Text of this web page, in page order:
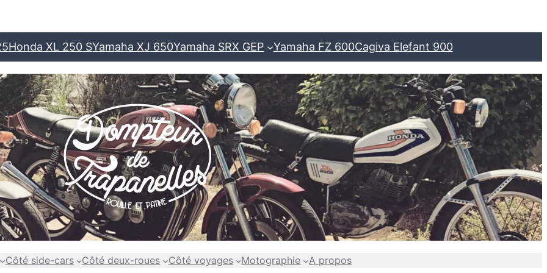
Honda XL 250 SYamaha XJ 650Yamaha SRX GEP Yamaha FZ 600Cagiva Elefant 900
Côté side-cars Côté deux-roues Côté voyages Motographie A propos